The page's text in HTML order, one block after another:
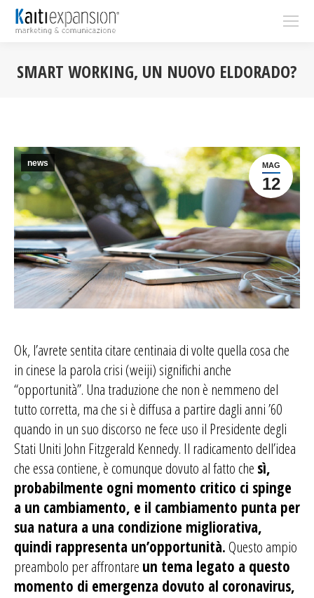
SMART WORKING, UN NUOVO ELDORADO?
MAG
12
news
Ok, l’avrete sentita citare centinaia di volte quella cosa che
in cinese la parola crisi (weiji) significhi anche
“opportunità”. Una traduzione che non è nemmeno del
tutto corretta, ma che si è diffusa a partire dagli anni ’60
quando in un suo discorso ne fece uso il Presidente degli
Stati Uniti John Fitzgerald Kennedy. Il radicamento dell’idea
che essa contiene, è comunque dovuto al fatto che sì,
probabilmente ogni momento critico ci spinge
a un cambiamento, e il cambiamento punta per
sua natura a una condizione migliorativa,
quindi rappresenta un’opportunità. Questo ampio
preambolo per affrontare un tema legato a questo
momento di emergenza dovuto al coronavirus,